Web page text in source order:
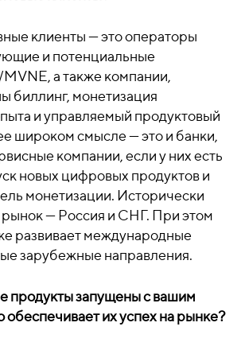
клиенты — это операторы
и потенциальные
а также компании,
биллинг, монетизация
и управляемый продуктовый
широком смысле — это и банки,
компании, если у них есть
новых цифровых продуктов и
монетизации. Исторически
— Россия и СНГ. При этом
развивает международные
зарубежные направления.
продукты запущены с вашим
обеспечивает их успех на рынке?